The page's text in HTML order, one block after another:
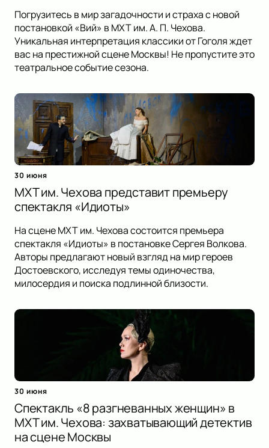
Погрузитесь в мир загадочности и страха с новой
постановкой «Вий» в МХТ им. А. П. Чехова.
Уникальная интерпретация классики от Гоголя ждет
вас на престижной сцене Москвы! Не пропустите это
театральное событие сезона.
30 июня
МХТ им. Чехова представит премьеру
спектакля «Идиоты»
На сцене МХТ им. Чехова состоится премьера
спектакля «Идиоты» в постановке Сергея Волкова.
Авторы предлагают новый взгляд на мир героев
Достоевского, исследуя темы одиночества,
милосердия и поиска подлинной близости.
30 июня
Спектакль «8 разгневанных женщин» в
МХТ им. Чехова: захватывающий детектив
на сцене Москвы